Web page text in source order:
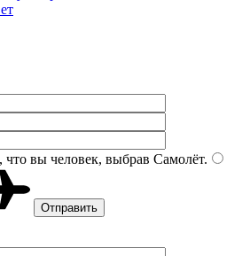
вы человек, выбрав Самолёт.